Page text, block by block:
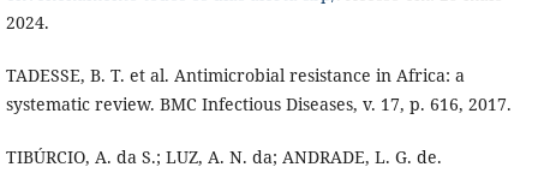
2024.
TADESSE, B. T. et al. Antimicrobial resistance in Africa: a
systematic review. BMC Infectious Diseases, v. 17, p. 616, 2017.
TIBÚRCIO, A. da S.; LUZ, A. N. da; ANDRADE, L. G. de.